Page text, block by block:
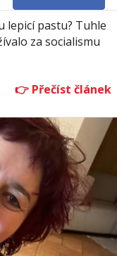
lepicí pastu? Tuhle
za socialismu